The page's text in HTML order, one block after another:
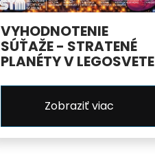
VYHODNOTENIE
SÚŤAŽE - STRATENÉ
PLANÉTY V LEGOSVETE
Zobraziť viac